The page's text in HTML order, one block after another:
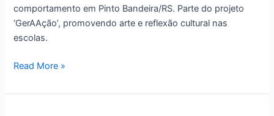
comportamento em Pinto Bandeira/RS. Parte do projeto
‘GerAAção’, promovendo arte e reflexão cultural nas
escolas.
e
Comportamento
em
Bandeira/RS
Read More »